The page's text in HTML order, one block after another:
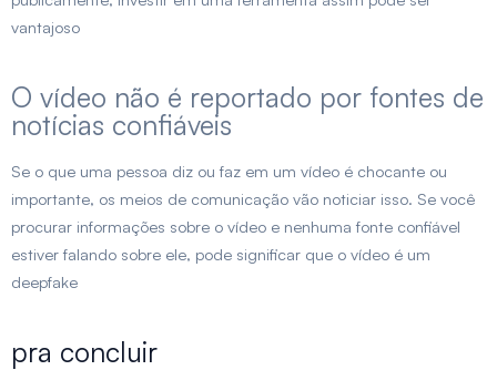
vantajoso
O vídeo não é reportado por fontes de
notícias confiáveis
Se o que uma pessoa diz ou faz em um vídeo é chocante ou
importante, os meios de comunicação vão noticiar isso. Se você
procurar informações sobre o vídeo e nenhuma fonte confiável
estiver falando sobre ele, pode significar que o vídeo é um
deepfake
pra concluir